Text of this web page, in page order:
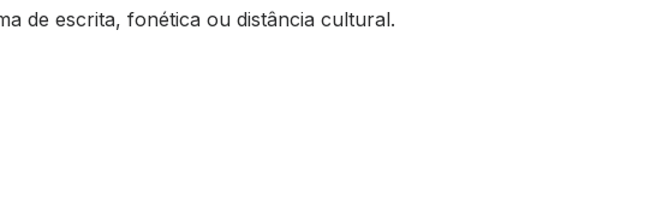
de escrita, fonética ou distância cultural.